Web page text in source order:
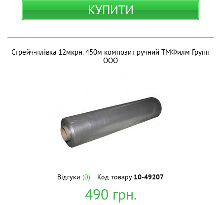
КУПИТИ
Стрейч-плівка 12мкрн. 450м композит ручний ТМФилм Групп
ООО
Відгуки (0) Код товару 10-49207
490 грн.